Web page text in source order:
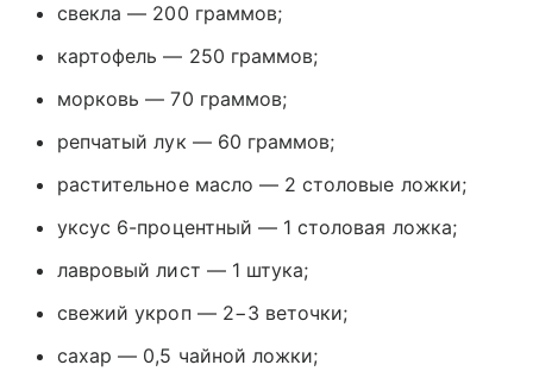
свекла — 200 граммов;
картофель — 250 граммов;
морковь — 70 граммов;
репчатый лук — 60 граммов;
растительное масло — 2 столовые ложки;
уксус 6-процентный — 1 столовая ложка;
лавровый лист — 1 штука;
свежий укроп — 2−3 веточки;
сахар — 0,5 чайной ложки;